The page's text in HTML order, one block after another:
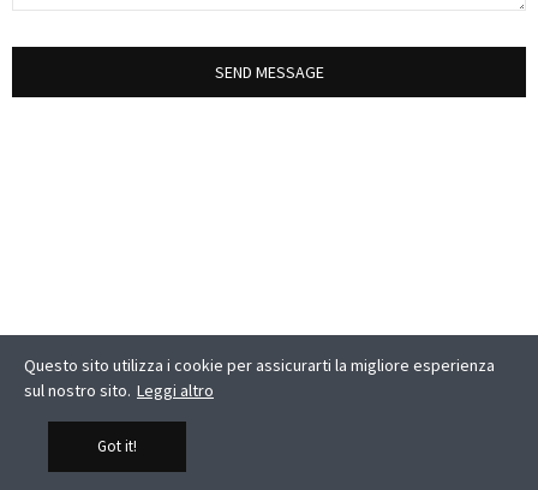
SEND MESSAGE
Questo sito utilizza i cookie per assicurarti la migliore esperienza
sul nostro sito. Leggi altro
Got it!